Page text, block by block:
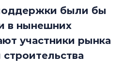
были бы
в нынешних
участники рынка